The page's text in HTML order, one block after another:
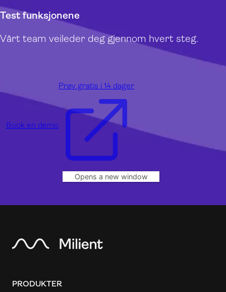
Test funksjonene
Vårt team veileder deg gjennom hvert steg.
Book en demo
Prøv gratis i 14 dager
Opens a new window
PRODUKTER